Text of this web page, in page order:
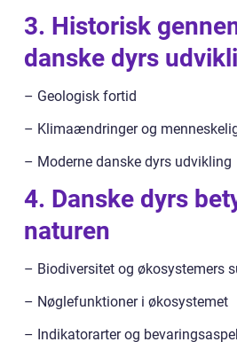
3. Historisk
danske dyrs
– Geologisk fortid
– Klimaændringer og
– Moderne danske dyrs udvikling
4. Danske dyrs
naturen
– Biodiversitet og økosystemers
– Nøglefunktioner i økosystemet
– Indikatorarter og